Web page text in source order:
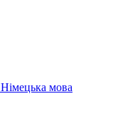
Німецька мова